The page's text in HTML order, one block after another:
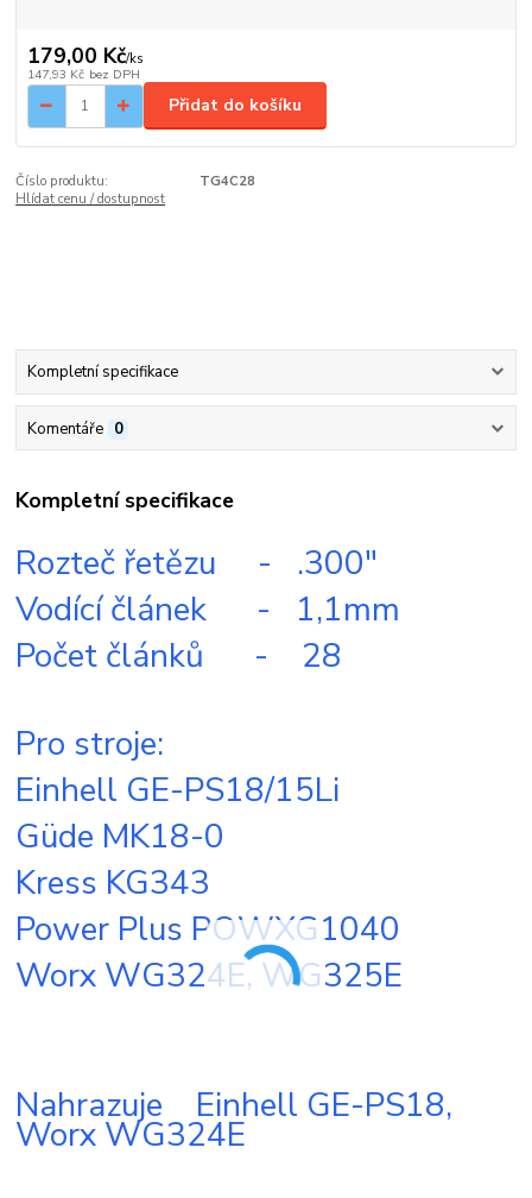
179,00 Kč/ks
147,93 Kč bez DPH
Přidat do košíku
Číslo produktu:
TG4C28
Hlídat cenu / dostupnost
Kompletní specifikace
Komentáře 0
Kompletní specifikace
Rozteč řetězu - .300"
Vodící článek - 1,1mm
Počet článků - 28
Pro stroje:
Einhell GE-PS18/15Li
Güde MK18-0
Kress KG343
Power Plus POWXG1040
Worx WG324E, WG325E
Nahrazuje Einhell GE-PS18,
Worx WG324E